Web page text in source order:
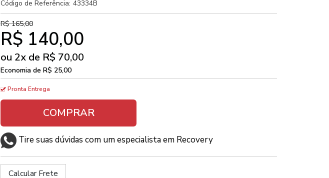
Código de Referência: 43334B
R$ 165,00
R$ 140,00
ou 2x de R$ 70,00
Economia de R$ 25,00
Pronta Entrega
COMPRAR
Tire suas dúvidas com um especialista em Recovery
Calcular Frete